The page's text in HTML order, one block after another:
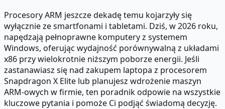
Procesory ARM jeszcze dekadę temu kojarzyły się
wyłącznie ze smartfonami i tabletami. Dziś, w 2026 roku,
napędzają pełnoprawne komputery z systemem
Windows, oferując wydajność porównywalną z układami
x86 przy wielokrotnie niższym poborze energii. Jeśli
zastanawiasz się nad zakupem laptopa z procesorem
Snapdragon X Elite lub planujesz wdrożenie maszyn
ARM-owych w firmie, ten poradnik odpowie na wszystkie
kluczowe pytania i pomoże Ci podjąć świadomą decyzję.